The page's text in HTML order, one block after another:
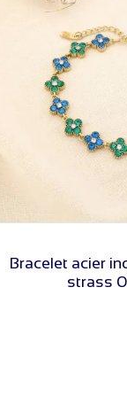
Bracelet acier
strass